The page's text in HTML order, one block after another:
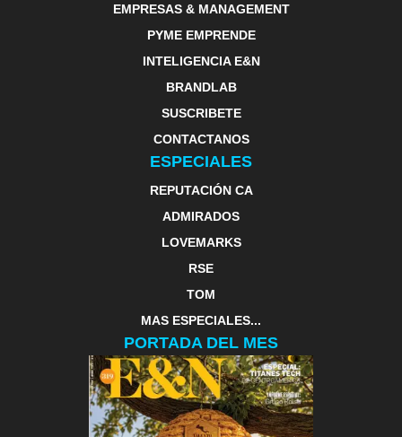
EMPRESAS & MANAGEMENT
PYME EMPRENDE
INTELIGENCIA E&N
BRANDLAB
SUSCRIBETE
CONTACTANOS
ESPECIALES
REPUTACIÓN CA
ADMIRADOS
LOVEMARKS
RSE
TOM
MAS ESPECIALES...
PORTADA DEL MES